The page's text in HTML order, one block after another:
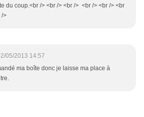
du coup.<br /> <br /> <br /> <br /> <br /> <br
/>
05/2013 14:57
ma boîte donc je laisse ma place à